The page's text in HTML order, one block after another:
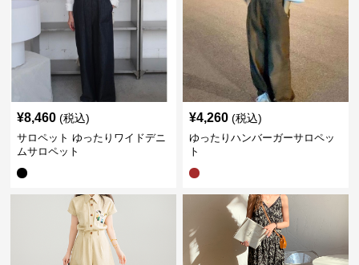
¥8,460 (税込)
サロペット ゆったりワイドデニ
ムサロペット
¥4,260 (税込)
ゆったりハンバーガーサロペッ
ト